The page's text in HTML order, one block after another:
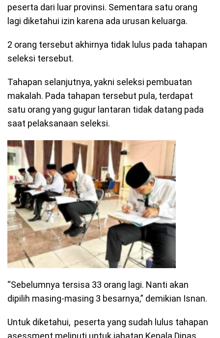
peserta dari luar provinsi. Sementara satu orang
lagi diketahui izin karena ada urusan keluarga.
2 orang tersebut akhirnya tidak lulus pada tahapan
seleksi tersebut.
Tahapan selanjutnya, yakni seleksi pembuatan
makalah. Pada tahapan tersebut pula, terdapat
satu orang yang gugur lantaran tidak datang pada
saat pelaksanaan seleksi.
“Sebelumnya tersisa 33 orang lagi. Nanti akan
dipilih masing-masing 3 besarnya,” demikian Isnan.
Untuk diketahui, peserta yang sudah lulus tahapan
asessment meliputi untuk jabatan Kepala Dinas